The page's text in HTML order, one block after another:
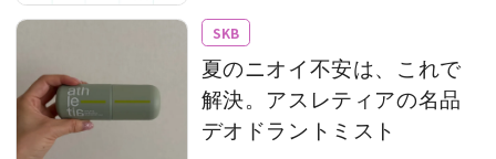
SKB
夏のニオイ不安は、これで
解決。アスレティアの名品
デオドラントミスト